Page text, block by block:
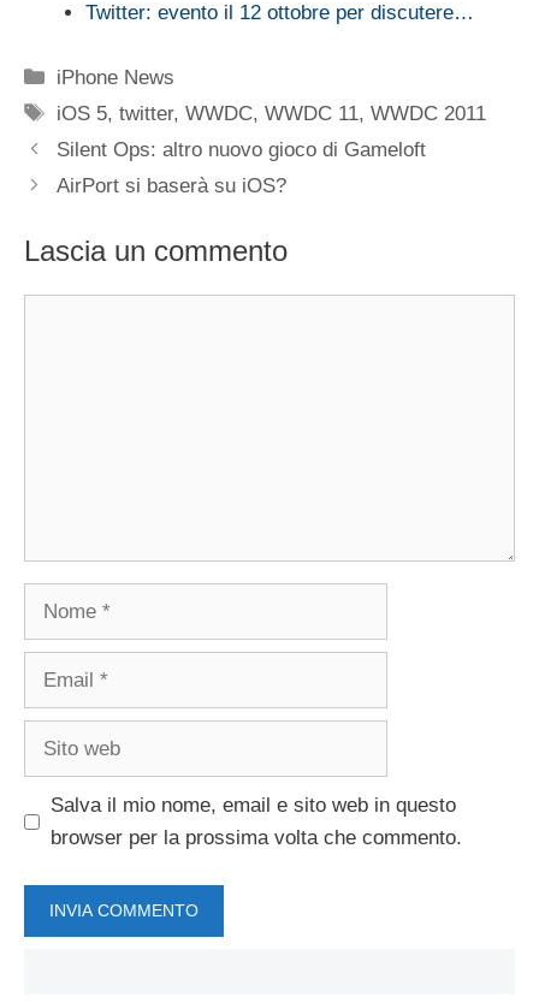
Twitter: evento il 12 ottobre per discutere…
Categorie
iPhone News
Tag
iOS 5,twitter,WWDC,WWDC 11,WWDC 2011
Silent Ops: altro nuovo gioco di Gameloft
AirPort si baserà su iOS?
Lascia un commento
Nome
Email
Sito
Salva il mio nome, email e sito web in questo
browser per la prossima volta che commento.